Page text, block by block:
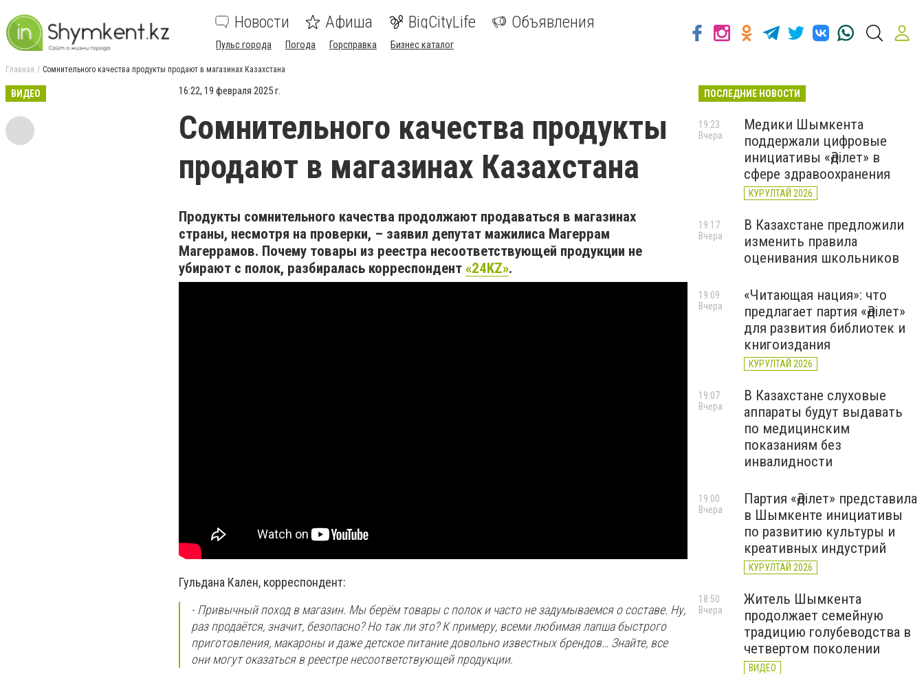
Новости Афиша BigCityLife Объявления
Пульс города Погода Горсправка Бизнес каталог
Главная Сомнительного качества продукты продают в магазинах Казахстана
ВИДЕО 16:22, 19 февраля 2025 г.
Сомнительного качества продукты
продают в магазинах Казахстана
Продукты сомнительного качества продолжают продаваться в магазинах
страны, несмотря на проверки, – заявил депутат мажилиса Магеррам
Магеррамов. Почему товары из реестра несоответствующей продукции не
убирают с полок, разбиралась корреспондент «24KZ».
Гульдана Кален, корреспондент:
- Привычный поход в магазин. Мы берём товары с полок и часто не задумываемся о составе. Ну,
раз продаётся, значит, безопасно? Но так ли это? К примеру, всеми любимая лапша быстрого
приготовления, макароны и даже детское питание довольно известных брендов… Знайте, все
они могут оказаться в реестре несоответствующей продукции.
ПОСЛЕДНИЕ НОВОСТИ
Медики Шымкента
поддержали цифровые
инициативы «Әділет» в
сфере здравоохранения
КУРУЛТАЙ 2026
19:23
Вчера
В Казахстане предложили
изменить правила
оценивания школьников
19:17
Вчера
«Читающая нация»: что
предлагает партия «Әділет»
для развития библиотек и
книгоиздания
КУРУЛТАЙ 2026
19:09
Вчера
В Казахстане слуховые
аппараты будут выдавать
по медицинским
показаниям без
инвалидности
19:07
Вчера
Партия «Әділет» представила
в Шымкенте инициативы
по развитию культуры и
креативных индустрий
КУРУЛТАЙ 2026
19:00
Вчера
Житель Шымкента
продолжает семейную
традицию голубеводства в
четвертом поколении
ВИДЕО
18:50
Вчера